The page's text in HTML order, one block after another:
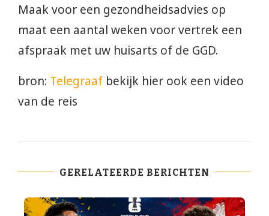
Maak voor een gezondheidsadvies op
maat een aantal weken voor vertrek een
afspraak met uw huisarts of de GGD.
bron: Telegraaf bekijk hier ook een video
van de reis
GERELATEERDE BERICHTEN